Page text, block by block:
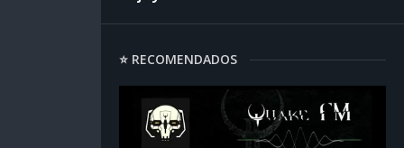
⭐ RECOMENDADOS